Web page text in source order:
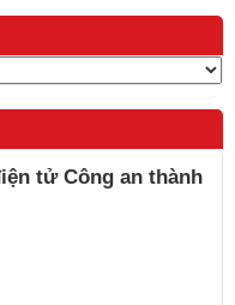
tử Công an thành